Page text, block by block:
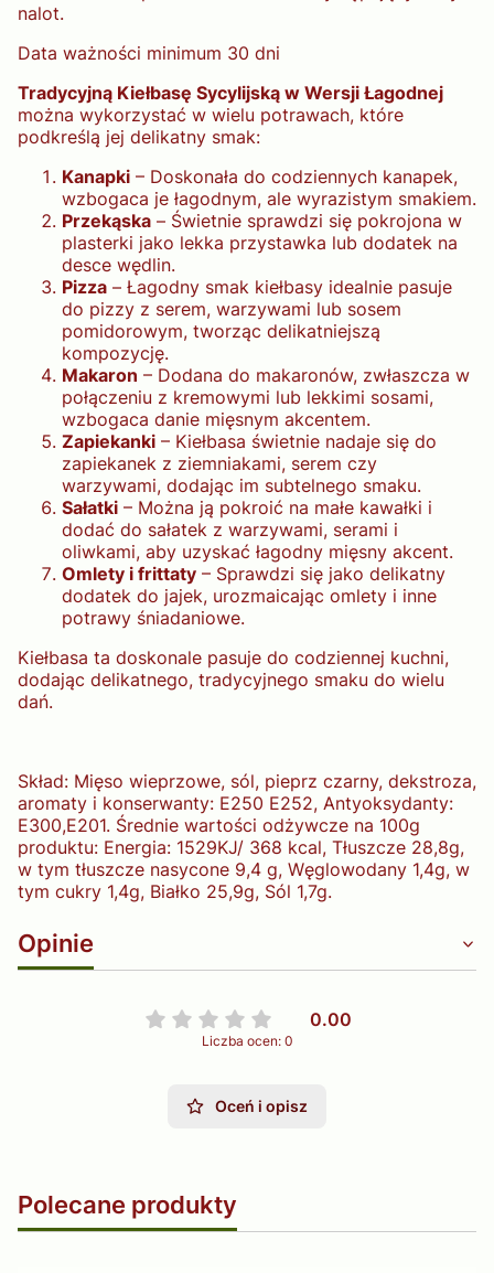
nalot.
Data ważności minimum 30 dni
Tradycyjną Kiełbasę Sycylijską w Wersji Łagodnej
można wykorzystać w wielu potrawach, które
podkreślą jej delikatny smak:
Kanapki – Doskonała do codziennych kanapek,
wzbogaca je łagodnym, ale wyrazistym smakiem.
Przekąska – Świetnie sprawdzi się pokrojona w
plasterki jako lekka przystawka lub dodatek na
desce wędlin.
Pizza – Łagodny smak kiełbasy idealnie pasuje
do pizzy z serem, warzywami lub sosem
pomidorowym, tworząc delikatniejszą
kompozycję.
Makaron – Dodana do makaronów, zwłaszcza w
połączeniu z kremowymi lub lekkimi sosami,
wzbogaca danie mięsnym akcentem.
Zapiekanki – Kiełbasa świetnie nadaje się do
zapiekanek z ziemniakami, serem czy
warzywami, dodając im subtelnego smaku.
Sałatki – Można ją pokroić na małe kawałki i
dodać do sałatek z warzywami, serami i
oliwkami, aby uzyskać łagodny mięsny akcent.
Omlety i frittaty – Sprawdzi się jako delikatny
dodatek do jajek, urozmaicając omlety i inne
potrawy śniadaniowe.
Kiełbasa ta doskonale pasuje do codziennej kuchni,
dodając delikatnego, tradycyjnego smaku do wielu
dań.
Skład: Mięso wieprzowe, sól, pieprz czarny, dekstroza,
aromaty i konserwanty: E250 E252, Antyoksydanty:
E300,E201. Średnie wartości odżywcze na 100g
produktu: Energia: 1529KJ/ 368 kcal, Tłuszcze 28,8g,
w tym tłuszcze nasycone 9,4 g, Węglowodany 1,4g, w
tym cukry 1,4g, Białko 25,9g, Sól 1,7g.
Opinie
0.00
Liczba ocen: 0
Oceń i opisz
Polecane produkty